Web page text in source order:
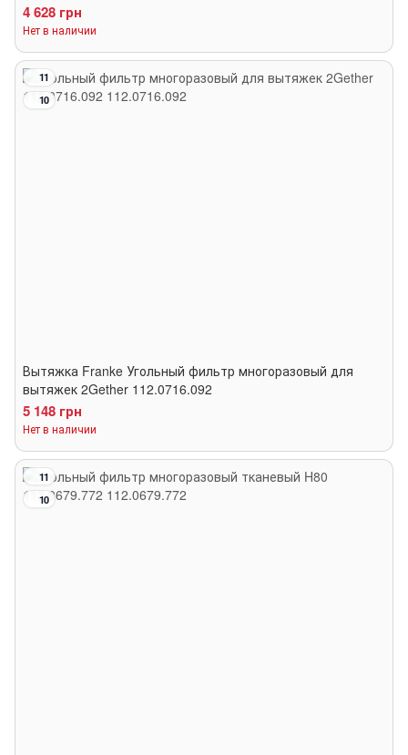
4 628 грн
Нет в наличии
11
10
Вытяжка Franke Угольный фильтр многоразовый для
вытяжек 2Gether 112.0716.092
5 148 грн
Нет в наличии
11
10